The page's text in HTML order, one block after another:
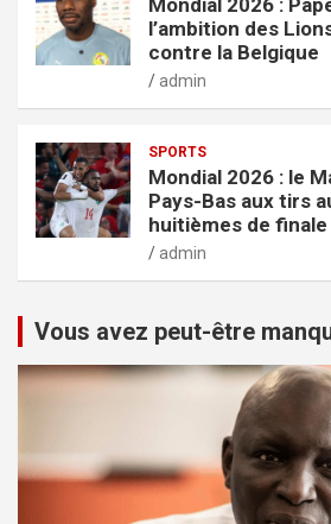
l’ambition des
contre la Belgique
admin
SPORTS
Mondial 2026 : le
Pays-Bas aux tirs
huitièmes de finale
admin
Vous avez peut-être